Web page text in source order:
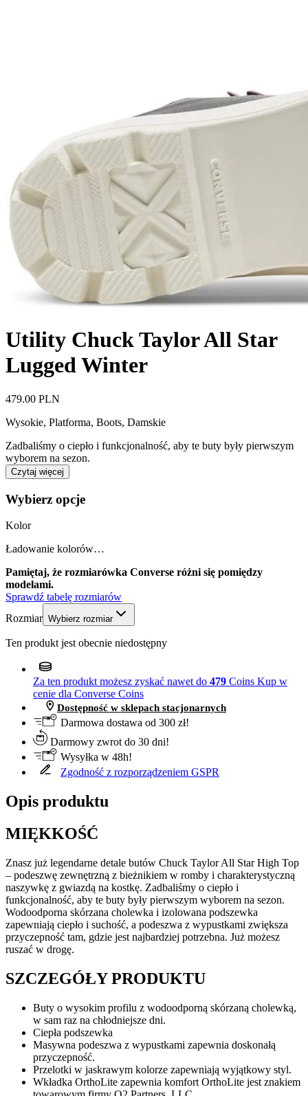
Utility Chuck Taylor All Star
Lugged Winter
479.00 PLN
Wysokie, Platforma, Boots, Damskie
Zadbaliśmy o ciepło i funkcjonalność, aby te buty były pierwszym
wyborem na sezon.
Czytaj więcej
Wybierz opcje
Kolor
Ładowanie kolorów…
Pamiętaj, że rozmiarówka Converse różni się pomiędzy
modelami.
Sprawdź tabelę rozmiarów
Rozmiar Wybierz rozmiar
Ten produkt jest obecnie niedostępny
Za ten produkt możesz zyskać nawet do 479 Coins Kup w
cenie dla Converse Coins
Dostępność w sklepach stacjonarnych
Darmowa dostawa od 300 zł!
Darmowy zwrot do 30 dni!
Wysyłka w 48h!
Zgodność z rozporządzeniem GSPR
Opis produktu
MIĘKKOŚĆ
Znasz już legendarne detale butów Chuck Taylor All Star High Top
– podeszwę zewnętrzną z bieżnikiem w romby i charakterystyczną
naszywkę z gwiazdą na kostkę. Zadbaliśmy o ciepło i
funkcjonalność, aby te buty były pierwszym wyborem na sezon.
Wodoodporna skórzana cholewka i izolowana podszewka
zapewniają ciepło i suchość, a podeszwa z wypustkami zwiększa
przyczepność tam, gdzie jest najbardziej potrzebna. Już możesz
ruszać w drogę.
SZCZEGÓŁY PRODUKTU
Buty o wysokim profilu z wodoodporną skórzaną cholewką,
w sam raz na chłodniejsze dni.
Ciepła podszewka
Masywna podeszwa z wypustkami zapewnia doskonałą
przyczepność.
Przelotki w jaskrawym kolorze zapewniają wyjątkowy styl.
Wkładka OrthoLite zapewnia komfort OrthoLite jest znakiem